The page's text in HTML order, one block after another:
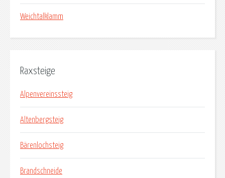
Weichtalklamm
Raxsteige
Alpenvereinssteig
Altenbergsteig
Bärenlochsteig
Brandschneide